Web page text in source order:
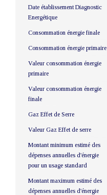
Date établissement Diagnostic
Energétique
Consommation énergie finale
Consommation énergie primaire
Valeur consommation énergie
primaire
Valeur consommation énergie
finale
Gaz Effet de Serre
Valeur Gaz Effet de serre
Montant minimum estimé des
dépenses annuelles d'énergie
pour un usage standard
Montant maximum estimé des
dépenses annuelles d'énergie